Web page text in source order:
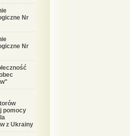
Nr
Nr
pomocy
z Ukrainy